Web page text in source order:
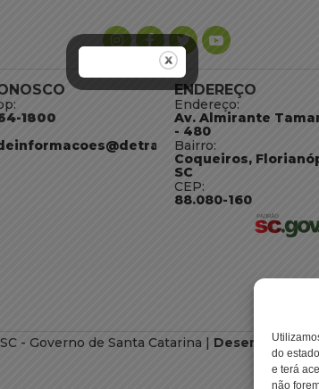
do
e terá
não
1800
ENDEREÇO
Endereço:
Av. Almirante
- 480
Bairro:
Coqueiros,
SC
CEP:
88.080-160
- Governo de Santa Catarina |